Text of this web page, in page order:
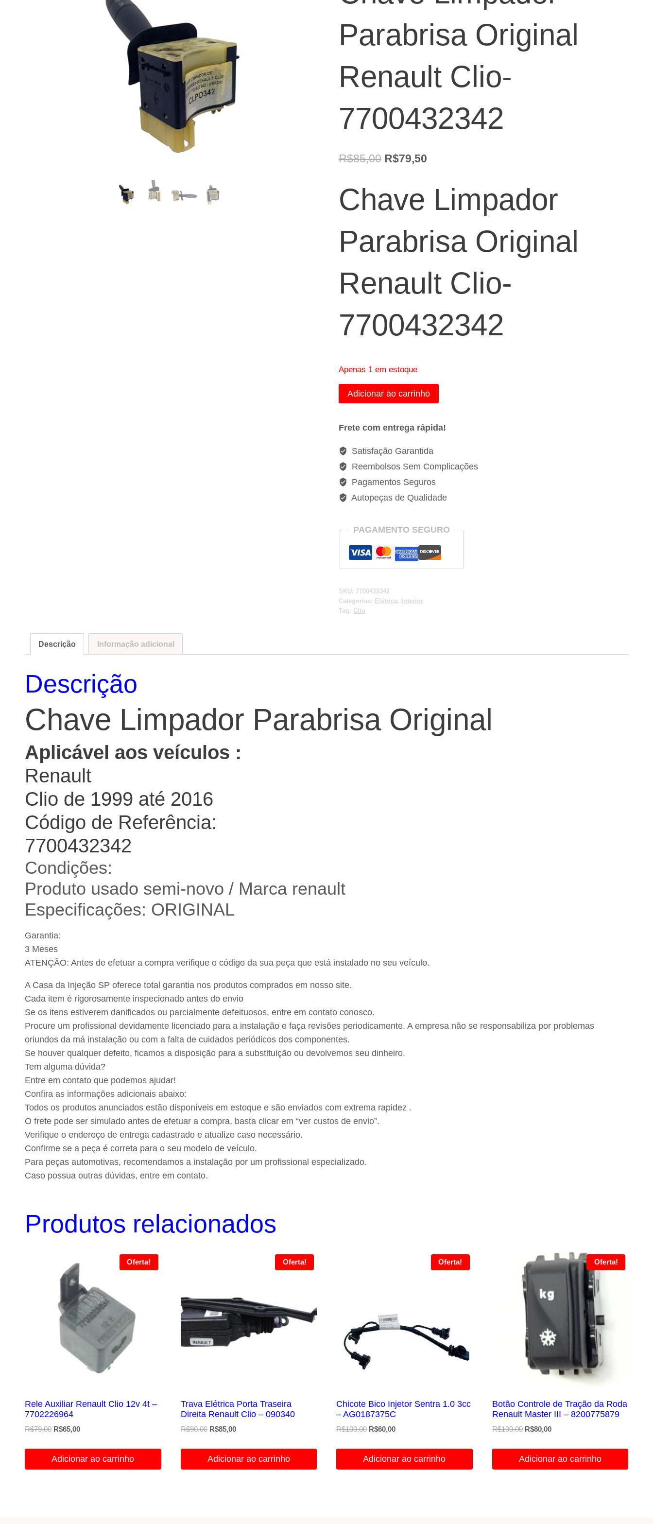
Parabrisa Original
Renault Clio-
7700432342
R$85,00 O
original
era:
R$85,00.
R$79,50O
R$79,50.
Chave Limpador
Parabrisa Original
Renault Clio-
7700432342
Apenas 1 em estoque
Chave
Limpador
Original
Renault
Clio-
7700432342
quantidade
Adicionar ao carrinho
Frete com entrega rápida!
Satisfação Garantida
Reembolsos Sem Complicações
Pagamentos Seguros
Autopeças de Qualidade
PAGAMENTO SEGURO
SKU: 7700432342
Categorias: Elétrica,
Interior
Tag: Clio
Descrição Informação adicional
Descrição
Chave Limpador Parabrisa Original
Aplicável aos veículos :
Renault
Clio de 1999 até 2016
Código de Referência:
7700432342
Condições:
Produto usado semi-novo / Marca renault
Especificações: ORIGINAL
Garantia:
3 Meses
ATENÇÃO: Antes de efetuar a compra verifique o código da sua peça que está instalado no seu veículo.
A Casa da Injeção SP oferece total garantia nos produtos comprados em nosso site.
Cada item é rigorosamente inspecionado antes do envio
Se os itens estiverem danificados ou parcialmente defeituosos, entre em contato conosco.
Procure um profissional devidamente licenciado para a instalação e faça revisões periodicamente. A empresa não se responsabiliza por problemas
oriundos da má instalação ou com a falta de cuidados periódicos dos componentes.
Se houver qualquer defeito, ficamos a disposição para a substituição ou devolvemos seu dinheiro.
Tem alguma dúvida?
Entre em contato que podemos ajudar!
Confira as informações adicionais abaixo:
Todos os produtos anunciados estão disponíveis em estoque e são enviados com extrema rapidez .
O frete pode ser simulado antes de efetuar a compra, basta clicar em “ver custos de envio”.
Verifique o endereço de entrega cadastrado e atualize caso necessário.
Confirme se a peça é correta para o seu modelo de veículo.
Para peças automotivas, recomendamos a instalação por um profissional especializado.
Caso possua outras dúvidas, entre em contato.
Produtos relacionados
Oferta!
Rele Auxiliar Renault Clio 12v 4t –
7702226964
R$79,00 O
era:
R$65,00O
é:
Adicionar ao carrinho
Oferta!
Trava Elétrica Porta Traseira
Direita Renault Clio – 090340
R$90,00 O
era:
R$85,00O
é:
Adicionar ao carrinho
Oferta!
Chicote Bico Injetor Sentra 1.0 3cc
– AG0187375C
R$100,00 O
era:
R$60,00O
é:
Adicionar ao carrinho
Oferta!
Botão Controle de Tração da Roda
Renault Master III – 8200775879
R$100,00 O
era:
R$80,00O
é:
Adicionar ao carrinho